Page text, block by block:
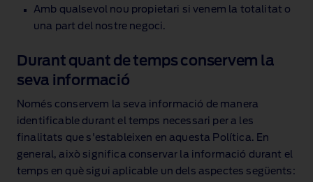
Amb qualsevol nou propietari si venem la totalitat o
una part del nostre negoci.
Durant quant de temps conservem la
seva informació
Només conservem la seva informació de manera
identificable durant el temps necessari per a les
finalitats que s'estableixen en aquesta Política. En
general, això significa conservar la informació durant el
temps en què sigui aplicable un dels aspectes següents: